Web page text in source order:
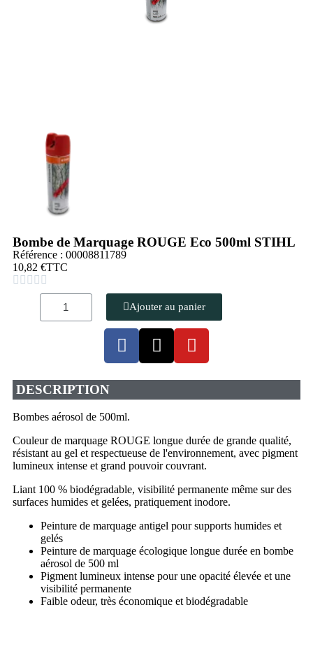
Bombe de Marquage ROUGE Eco 500ml STIHL
Référence : 00008811789
10,82 €TTC
    
Ajouter au panier
DESCRIPTION
Bombes aérosol de 500ml.
Couleur de marquage ROUGE longue durée de grande qualité,
résistant au gel et respectueuse de l'environnement, avec pigment
lumineux intense et grand pouvoir couvrant.
Liant 100 % biodégradable, visibilité permanente même sur des
surfaces humides et gelées, pratiquement inodore.
Peinture de marquage antigel pour supports humides et
gelés
Peinture de marquage écologique longue durée en bombe
aérosol de 500 ml
Pigment lumineux intense pour une opacité élevée et une
visibilité permanente
Faible odeur, très économique et biodégradable